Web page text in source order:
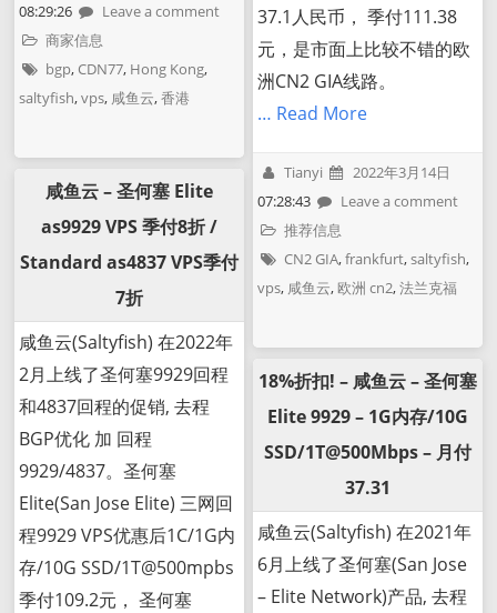
08:29:26
Leave a comment
商家信息
bgp, CDN77, Hong Kong,
saltyfish,vps, 咸鱼云,香港
咸鱼云 – 圣何塞 Elite
as9929 VPS 季付8折 /
Standard as4837 VPS季付
7折
咸鱼云(Saltyfish) 在2022年
2月上线了圣何塞9929回程
和4837回程的促销, 去程
BGP优化 加 回程
9929/4837。圣何塞
Elite(San Jose Elite) 三网回
程9929 VPS优惠后1C/1G内
存/10G SSD/1T@500mpbs
季付109.2元， 圣何塞
37.1人民币， 季付111.38
元，是市面上比较不错的欧
洲CN2 GIA线路。
… Read More
Tianyi
2022年3月14日
07:28:43
Leave a comment
推荐信息
CN2 GIA,frankfurt,saltyfish,
vps, 咸鱼云,欧洲 cn2,法兰克福
18%折扣! – 咸鱼云 – 圣何塞
Elite 9929 – 1G内存/10G
SSD/1T@500Mbps – 月付
37.31
咸鱼云(Saltyfish) 在2021年
6月上线了圣何塞(San Jose
– Elite Network)产品, 去程